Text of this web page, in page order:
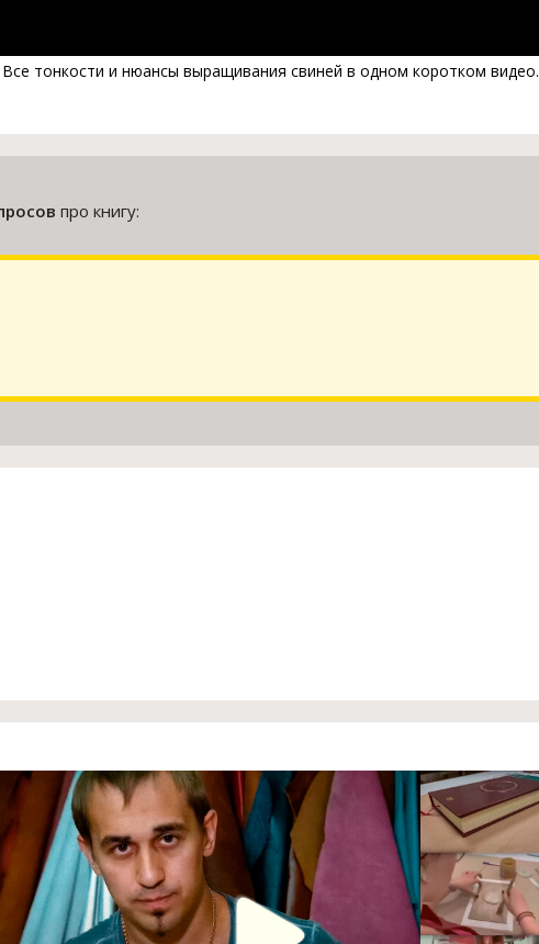
тонкости и нюансы выращивания свиней в одном коротком видео.
про книгу: